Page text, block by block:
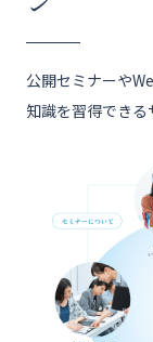
公開セミナーや
知識を習得できる